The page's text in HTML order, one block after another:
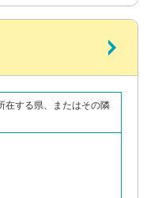
在する県、またはその隣